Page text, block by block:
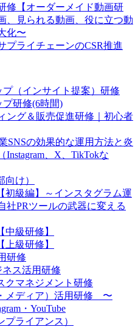
修【オーダーメイド動画研
、見られる動画、役に立つ動
化〜
プライチェーンのCSR推進
（インサイト提案）研修
研修(6時間)
ング＆販売促進研修｜初心者
SNSの効果的な運用方法と炎
Instagram、X、TikTokな
向け）
初級編】～インスタグラム運
社PRツールの武器に変える
中級研修】
上級研修】
研修
ス活用研修
クマネジメント研修
メディア）活用研修 〜
・YouTube
プライアンス）